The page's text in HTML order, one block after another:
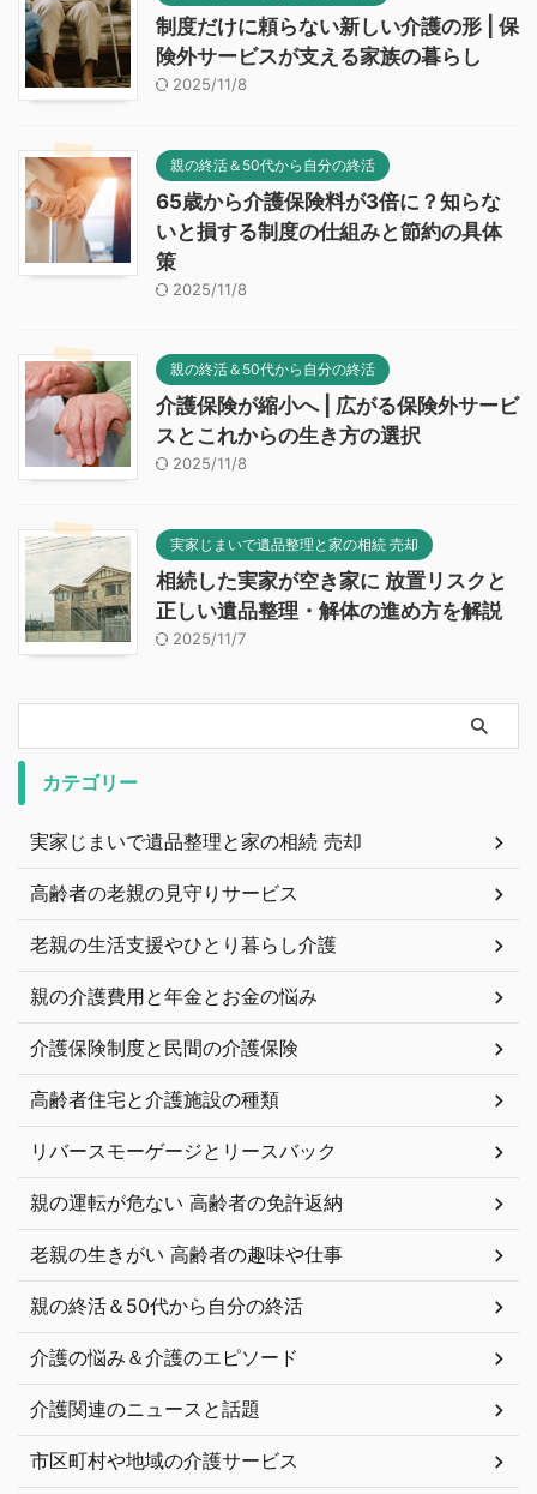
制度だけに頼らない新しい介護の形 | 保
険外サービスが支える家族の暮らし
2025/11/8
親の終活＆50代から自分の終活
65歳から介護保険料が3倍に？知らな
いと損する制度の仕組みと節約の具体
策
2025/11/8
親の終活＆50代から自分の終活
介護保険が縮小へ | 広がる保険外サービ
スとこれからの生き方の選択
2025/11/8
実家じまいで遺品整理と家の相続 売却
相続した実家が空き家に 放置リスクと
正しい遺品整理・解体の進め方を解説
2025/11/7
カテゴリー
実家じまいで遺品整理と家の相続 売却
高齢者の老親の見守りサービス
老親の生活支援やひとり暮らし介護
親の介護費用と年金とお金の悩み
介護保険制度と民間の介護保険
高齢者住宅と介護施設の種類
リバースモーゲージとリースバック
親の運転が危ない 高齢者の免許返納
老親の生きがい 高齢者の趣味や仕事
親の終活＆50代から自分の終活
介護の悩み＆介護のエピソード
介護関連のニュースと話題
市区町村や地域の介護サービス